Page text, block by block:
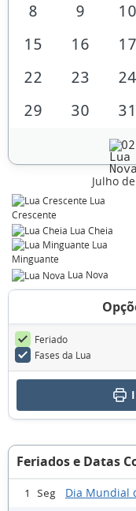
8
9 10
15
16 17
22
23 24
29
30 31
02
Julho
Lua
Crescente
Lua Cheia
Lua
Minguante
Lua Nova
Feriado
Fases da Lua
Feriados e Datas
1 Seg Dia Mundial